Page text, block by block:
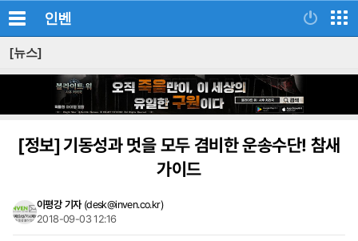
인벤
[뉴스]
[정보]기동성과 멋을 모두 겸비한 운송수단! 참새
가이드
이평강 기자 (desk@inven.co.kr)
2018-09-03 12:16